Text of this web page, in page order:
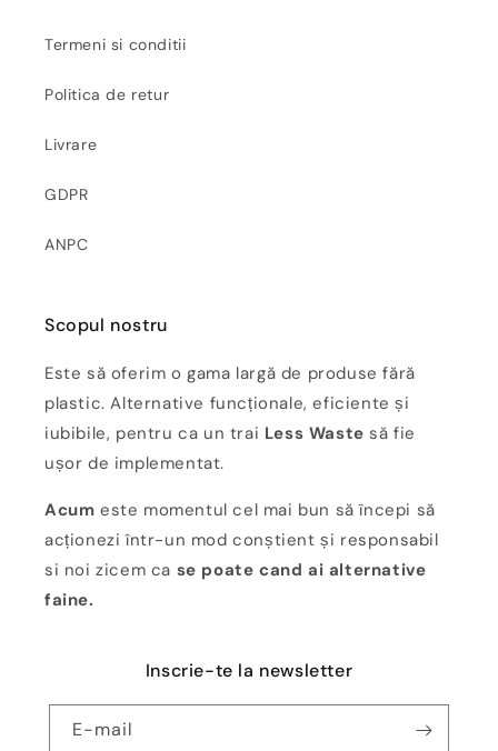
Termeni si conditii
Politica de retur
Livrare
GDPR
ANPC
Scopul nostru
Este să oferim o gama largă de produse fără
plastic. Alternative funcționale, eficiente și
iubibile, pentru ca un trai Less Waste să fie
ușor de implementat.
Acum este momentul cel mai bun să începi să
acționezi într-un mod conștient și responsabil
si noi zicem ca se poate cand ai alternative
faine.
Inscrie-te la newsletter
E-mail